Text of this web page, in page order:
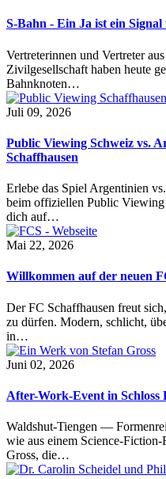
S-Bahn - Ein Ja ist ein
Vertreterinnen und Vertreter
Zivilgesellschaft haben heute
Bahnknoten…
Juli 09, 2026
Public Viewing Schweiz vs.
Schaffhausen
Erlebe das Spiel Argentinien
beim offiziellen Public
dich auf…
Mai 22, 2026
Willkommen auf der neuen
Der FC Schaffhausen freut
zu dürfen. Modern, schlicht,
in…
Juni 02, 2026
After-Work-Event in
Waldshut-Tiengen —
wie aus einem Science-
Gross, die…